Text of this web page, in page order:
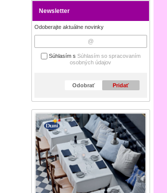
Newsletter
Odoberajte aktuálne novinky
Súhlasím s Súhlasím so spracovaním
osobných údajov
Odobrať Pridať